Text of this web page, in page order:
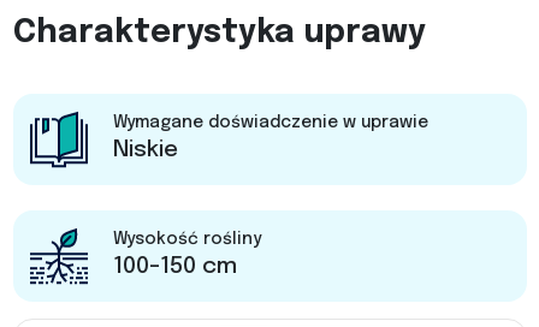
Charakterystyka uprawy
Wymagane doświadczenie w uprawie
Niskie
Wysokość rośliny
100-150 cm